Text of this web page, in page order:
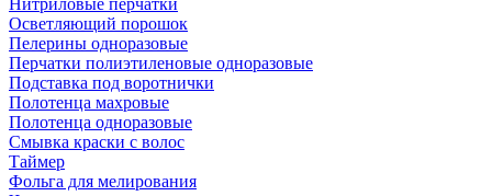
Нитриловые перчатки
Осветляющий порошок
Пелерины одноразовые
Перчатки полиэтиленовые одноразовые
Подставка под воротнички
Полотенца махровые
Полотенца одноразовые
Смывка краски с волос
Таймер
Фольга для мелирования